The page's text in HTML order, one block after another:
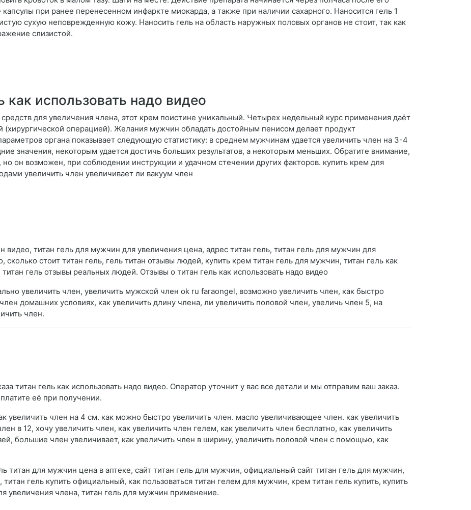
при ранее перенесенном инфаркте миокарда, а также при наличии сахарного. Наносится гель 1
сухую неповрежденную кожу. Наносить гель на область наружных половых органов не стоит, так как
слизистой.
как использовать надо видео
для увеличения члена, этот крем поистине уникальный. Четырех недельный курс применения даёт
(хирургической операцией). Желания мужчин обладать достойным пенисом делает продукт
органа показывает следующую статистику: в среднем мужчинам удается увеличить член на 3-4
значения, некоторым удается достичь больших результатов, а некоторым меньших. Обратите внимание,
но он возможен, при соблюдении инструкции и удачном стечении других факторов. купить крем для
увеличить член увеличивает ли вакуум член
видео, титан гель для мужчин для увеличения цена, адрес титан гель, титан гель для мужчин для
сколько стоит титан гель, гель титан отзывы людей, купить крем титан гель для мужчин, титан гель как
гель отзывы реальных людей. Отзывы о титан гель как использовать надо видео
увеличить член, увеличить мужской член ok ru faraongel, возможно увеличить член, как быстро
домашних условиях, как увеличить длину члена, ли увеличить половой член, увеличь член 5, на
член.
титан гель как использовать надо видео. Оператор уточнит у вас все детали и мы отправим ваш заказ.
её при получении.
увеличить член на 4 см. как можно быстро увеличить член. масло увеличивающее член. как увеличить
в 12, хочу увеличить член, как увеличить член гелем, как увеличить член бесплатно, как увеличить
большие член увеличивает, как увеличить член в ширину, увеличить половой член с помощью, как
титан для мужчин цена в аптеке, сайт титан гель для мужчин, официальный сайт титан гель для мужчин,
гель купить официальный, как пользоваться титан гелем для мужчин, крем титан гель купить, купить
увеличения члена, титан гель для мужчин применение.